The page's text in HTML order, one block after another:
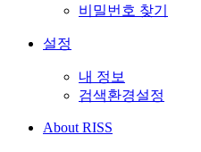
비밀번호 찾기
설정
내 정보
검색환경설정
About RISS